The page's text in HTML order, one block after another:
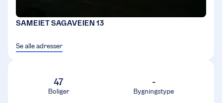
SAMEIET SAGAVEIEN 13
Se alle adresser
47
Boliger
-
Bygningstype